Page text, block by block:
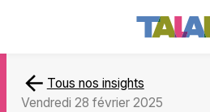
Tous nos insights
vendredi 28 février 2025